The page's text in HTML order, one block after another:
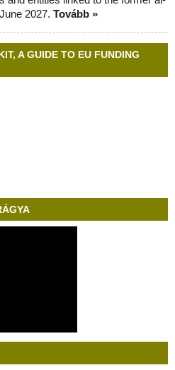
2027. Tovább »
A GUIDE TO EU FUNDING